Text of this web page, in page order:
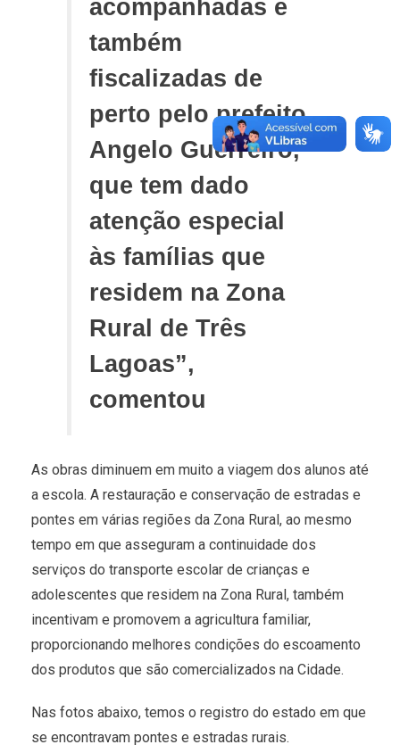
acompanhadas e
também
fiscalizadas de
perto pelo prefeito
Angelo Guerreiro,
que tem dado
atenção especial
às famílias que
residem na Zona
Rural de Três
Lagoas”,
comentou
As obras diminuem em muito a viagem dos alunos até
a escola. A restauração e conservação de estradas e
pontes em várias regiões da Zona Rural, ao mesmo
tempo em que asseguram a continuidade dos
serviços do transporte escolar de crianças e
adolescentes que residem na Zona Rural, também
incentivam e promovem a agricultura familiar,
proporcionando melhores condições do escoamento
dos produtos que são comercializados na Cidade.
Nas fotos abaixo, temos o registro do estado em que
se encontravam pontes e estradas rurais.